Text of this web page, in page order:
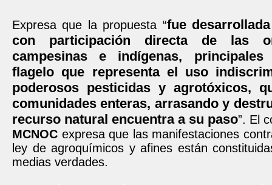
Expresa que la propuesta “fue
con participación directa de las
campesinas e indígenas,
flagelo que representa el uso
poderosos pesticidas y agrotóxicos,
comunidades enteras, arrasando y
recurso natural encuentra a su paso”. El
MCNOC expresa que las manifestaciones
ley de agroquímicos y afines están
medias verdades.